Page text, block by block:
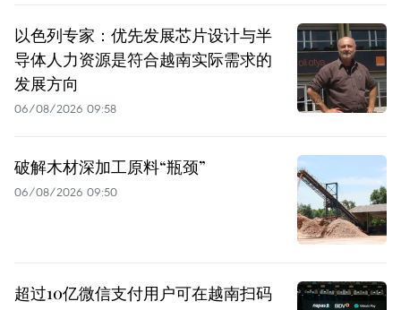
以色列专家：优先发展芯片设计与半
导体人力资源是符合越南实际需求的
发展方向
06/08/2026 09:58
破解木材深加工原料“瓶颈”
06/08/2026 09:50
超过10亿微信支付用户可在越南扫码